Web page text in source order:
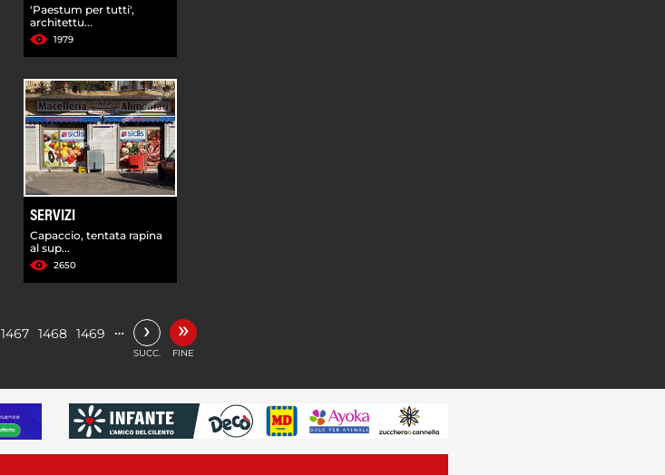
'Paestum per tutti',
architettu...
1979
SERVIZI
Capaccio, tentata rapina
al sup...
2650
1467 1468 1469 … ›
SUCC.
»
FINE